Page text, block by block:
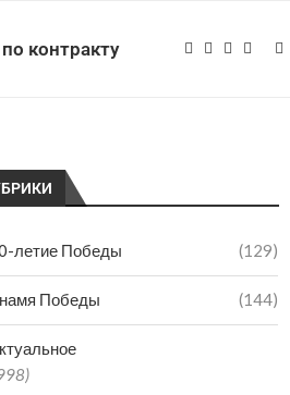
контракту
летие Победы (129)
Победы (144)